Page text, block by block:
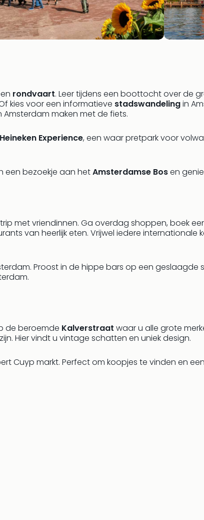
rondvaart. Leer tijdens een boottocht over de
kies voor een informatieve stadswandelingin
maken met de fiets.
Heineken Experience, een waar pretpark voor
een bezoekje aan hetAmsterdamse Bosen
met vriendinnen. Ga overdag shoppen, boek
van heerlijk eten. Vrijwel iedere internationale
Proost in de hippe bars op een
de beroemde Kalverstraat waar u alle grote
zijn. Hier vindt u vintage schatten en uniek design.
Cuyp markt. Perfect om koopjes te vinden en